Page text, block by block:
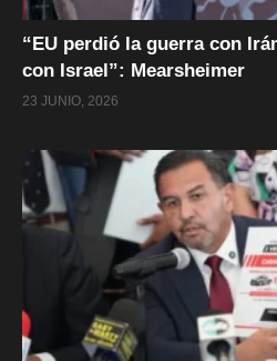
“EU perdió la guerra con
con Israel”: Mearsheimer
23 JUNIO, 2026